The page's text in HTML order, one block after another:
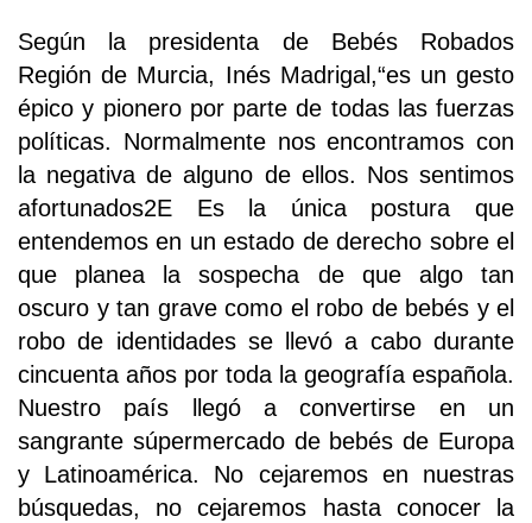
Según la presidenta de Bebés Robados
Región de Murcia, Inés Madrigal,“es un gesto
épico y pionero por parte de todas las fuerzas
políticas. Normalmente nos encontramos con
la negativa de alguno de ellos. Nos sentimos
afortunados2E Es la única postura que
entendemos en un estado de derecho sobre el
que planea la sospecha de que algo tan
oscuro y tan grave como el robo de bebés y el
robo de identidades se llevó a cabo durante
cincuenta años por toda la geografía española.
Nuestro país llegó a convertirse en un
sangrante súpermercado de bebés de Europa
y Latinoamérica. No cejaremos en nuestras
búsquedas, no cejaremos hasta conocer la